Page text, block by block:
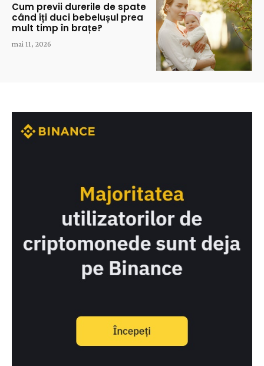
Cum previi durerile de spate
când îți duci bebelușul prea
mult timp în brațe?
mai 11, 2026